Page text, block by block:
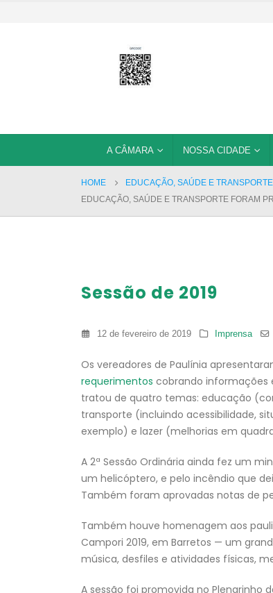
A CÂMARA NOSSA CIDADE
HOME EDUCAÇÃO, SAÚDE E
EDUCAÇÃO, SAÚDE E TRANSPORTE FORAM
Sessão de 2019
12 de fevereiro de 2019 Imprensa
Os vereadores de Paulínia
requerimentos cobrando informações
tratou de quatro temas: educação
transporte (incluindo acessibilidade,
exemplo) e lazer (melhorias em
A 2ª Sessão Ordinária ainda fez um
um helicóptero, e pelo incêndio que
Também foram aprovadas notas de
Também houve homenagem aos
Campori 2019, em Barretos — um
música, desfiles e atividades físicas,
A sessão foi promovida no Plenarinho